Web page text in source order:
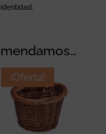
identidad.
¡Oferta!